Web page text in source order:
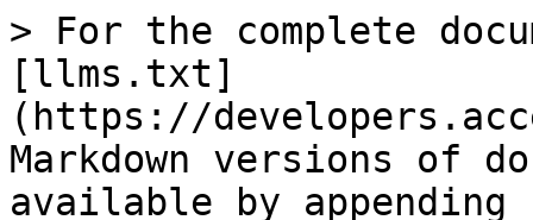
> For the complete
[llms.txt]
(https://
Markdown versions of
available by